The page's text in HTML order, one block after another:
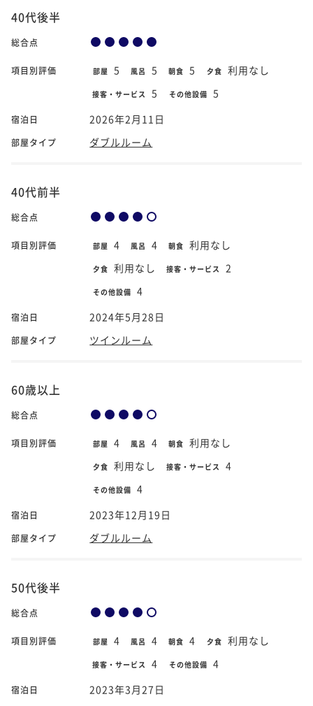
40代後半
総合点
項目別評価 部屋 5 風呂 5 朝食 5 夕食 利用なし
接客・サービス 5 その他設備 5
宿泊日 2026年2月11日
部屋タイプ ダブルルーム
40代前半
総合点
項目別評価 部屋 4 風呂 4 朝食 利用なし
夕食 利用なし 接客・サービス 2
その他設備 4
宿泊日 2024年5月28日
部屋タイプ ツインルーム
60歳以上
総合点
項目別評価 部屋 4 風呂 4 朝食 利用なし
夕食 利用なし 接客・サービス 4
その他設備 4
宿泊日 2023年12月19日
部屋タイプ ダブルルーム
50代後半
総合点
項目別評価 部屋 4 風呂 4 朝食 4 夕食 利用なし
接客・サービス 4 その他設備 4
宿泊日 2023年3月27日